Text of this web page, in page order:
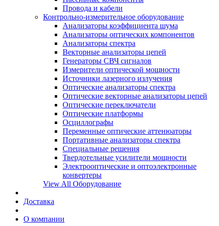
Провода и кабели
Контрольно-измерительное оборудование
Анализаторы коэффициента шума
Анализаторы оптических компонентов
Анализаторы спектра
Векторные анализаторы цепей
Генераторы СВЧ сигналов
Измерители оптической мощности
Источники лазерного излучения
Оптические анализаторы спектра
Оптические векторные анализаторы цепей
Оптические переключатели
Оптические платформы
Осциллографы
Переменные оптические аттенюаторы
Портативные анализаторы спектра
Специальные решения
Твердотельные усилители мощности
Электрооптические и оптоэлектронные
конвертеры
View All Оборудование
Доставка
О компании